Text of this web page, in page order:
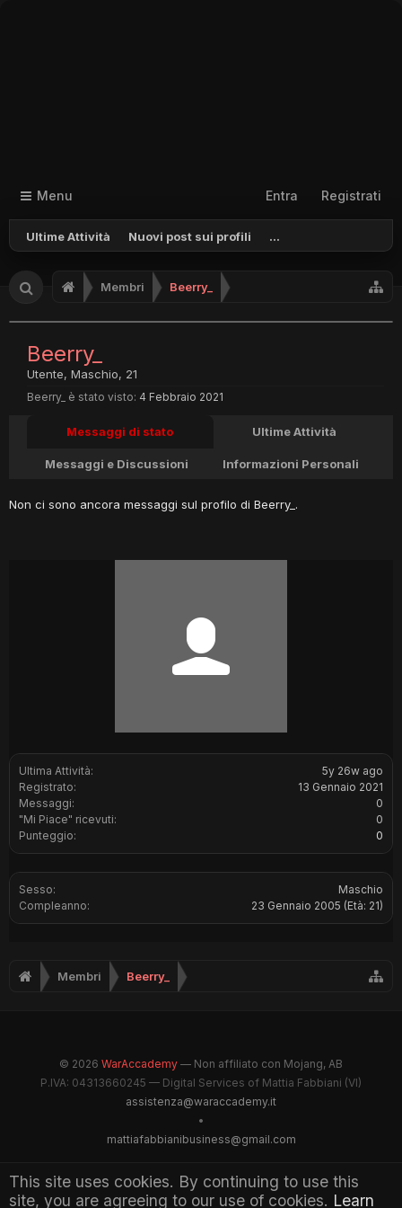
Menu
Ultime Attività Nuovi post sui profili ...
Entra Registrati
Membri Beerry_
This site uses cookies. By continuing to use this
site, you are agreeing to our use of cookies. Learn
Ultima Attività:
5y 26w ago
Registrato:
13 Gennaio 2021
Messaggi:
0
"Mi Piace" ricevuti:
0
Punteggio:
0
Sesso:
Maschio
Compleanno:
23 Gennaio 2005 (Età: 21)
Beerry_
Utente, Maschio, 21
Beerry_ è stato visto: 4 Febbraio 2021
Messaggi di stato Ultime Attività
Messaggi e Discussioni Informazioni Personali
Non ci sono ancora messaggi sul profilo di Beerry_.
Membri Beerry_
© 2026 WarAccademy — Non affiliato con Mojang, AB
P.IVA: 04313660245 — Digital Services of Mattia Fabbiani (VI)
assistenza@waraccademy.it
•
mattiafabbianibusiness@gmail.com
@GhostFabbyz
Maintained by WarAccademy Administrators